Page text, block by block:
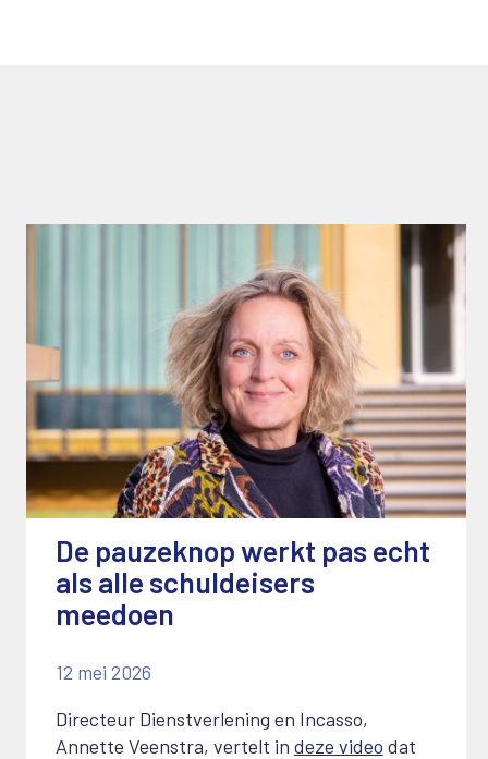
De pauzeknop werkt pas echt
als alle schuldeisers
meedoen
12 mei 2026
Directeur Dienstverlening en Incasso,
Annette Veenstra, vertelt in deze video dat